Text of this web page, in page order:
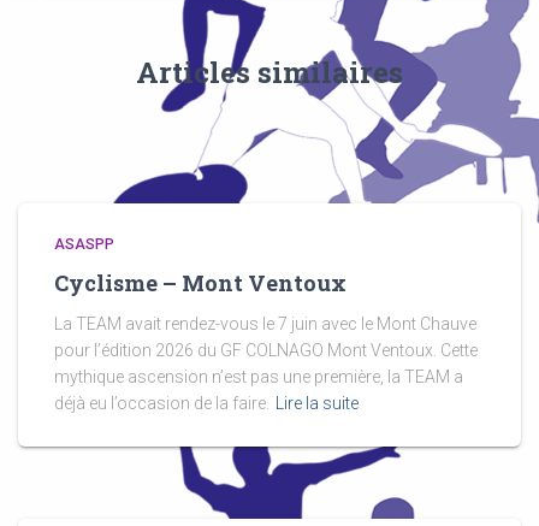
Articles similaires
ASASPP
Cyclisme – Mont Ventoux
La TEAM avait rendez-vous le 7 juin avec le Mont Chauve
pour l’édition 2026 du GF COLNAGO Mont Ventoux. Cette
mythique ascension n’est pas une première, la TEAM a
déjà eu l’occasion de la faire.
Lire la suite